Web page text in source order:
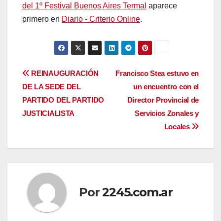
del 1º Festival Buenos Aires Termal aparece
primero en Diario - Criterio Online.
Navegación
de
entradas
Francisco Stea estuvo en
un encuentro con el
Director Provincial de
Servicios Zonales y
Locales
REINAUGURACIÓN
DE LA SEDE DEL
PARTIDO DEL PARTIDO
JUSTICIALISTA
Por2245.com.ar